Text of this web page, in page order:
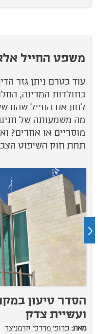
משפט החייל
עוד בטרם ניתן גזר
בתולדות המדינה,
לחון את החייל
מה משמעותה של
מוסריים או אחרים?
תחת חוק השיפוט
הסדר טיעון
ועשיית צדק
מאת: פרופ' מרדכי קרמניצר